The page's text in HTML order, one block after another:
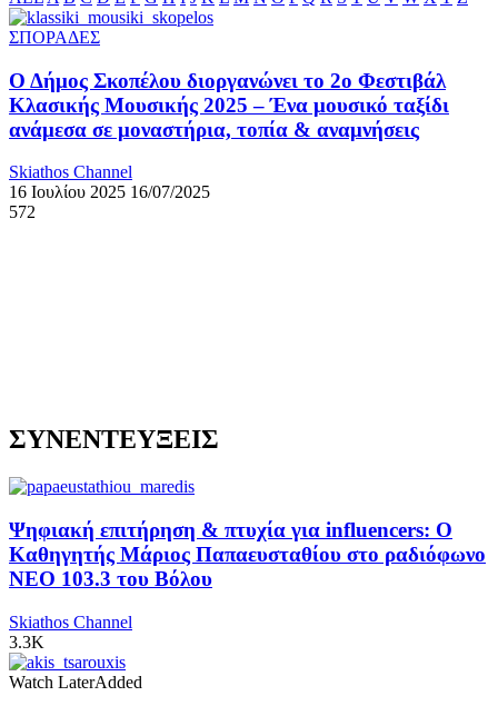
ΣΠΟΡΑΔΕΣ
Ο Δήμος Σκοπέλου διοργανώνει το 2ο Φεστιβάλ
Κλασικής Μουσικής 2025 – Ένα μουσικό ταξίδι
ανάμεσα σε μοναστήρια, τοπία & αναμνήσεις
Skiathos Channel
16 Ιουλίου 2025 16/07/2025
572
ΣΥΝΕΝΤΕΥΞΕΙΣ
Ψηφιακή επιτήρηση & πτυχία για influencers: Ο
Καθηγητής Μάριος Παπαευσταθίου στο ραδιόφωνο
NEO 103.3 του Βόλου
Skiathos Channel
3.3K
Watch LaterAdded